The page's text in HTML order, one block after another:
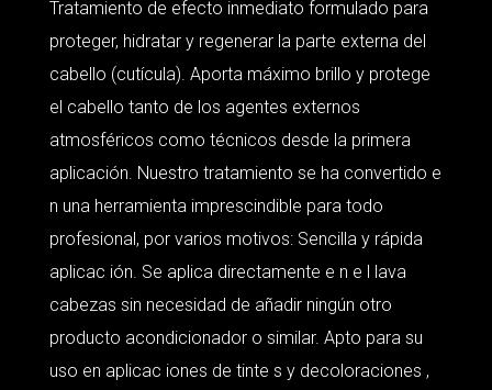
Tratamiento de efecto inmediato formulado para
proteger, hidratar y regenerar la parte externa del
cabello (cutícula). Aporta máximo brillo y protege
el cabello tanto de los agentes externos
atmosféricos como técnicos desde la primera
aplicación. Nuestro tratamiento se ha convertido e
n una herramienta imprescindible para todo
profesional, por varios motivos: Sencilla y rápida
aplicac ión. Se aplica directamente e n e l lava
cabezas sin necesidad de añadir ningún otro
producto acondicionador o similar. Apto para su
uso en aplicac iones de tinte s y decoloraciones ,